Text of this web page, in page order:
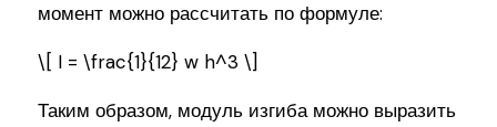
момент можно рассчитать по формуле:
\[ I = \frac{1}{12} w h^3 \]
Таким образом, модуль изгиба можно выразить